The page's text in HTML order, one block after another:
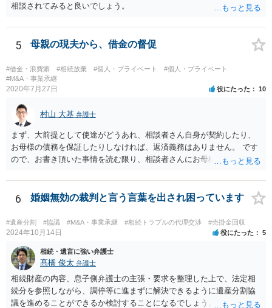
相談されてみると良いでしょう。
5 母親の現夫から、借金の督促
#借金・浪費癖 #相続放棄 #個人・プライベート
#個人・プライベート
#M&A・事業承継
2020年7月27日 役にたった 10
村山 大基 弁護士
まず、大前提として使途がどうあれ、相談者さん自身が契約したり、
お母様の債務を保証したりしなければ、返済義務はありません。 です
ので、お書き頂いた事情を読む限り、相談者さんにお母様の現夫への
も法律相談に行けば同趣旨のことを回答されるので、裁判まではしな
いと思います） ・借りたのは母なので、私は支払いませんと伝える あ
6 婚姻無効の裁判と言う言葉を出され困っています
#遺産分割 #協議 #M&A・事業承継 #相続トラブルの代理交渉 #売掛金回収
2024年10月14日 役にたった 5
相続・遺言に強い弁護士
髙橋 俊太 弁護士
相続財産の内容、息子側弁護士の主張・要求を整理した上で、法定相
続分を参照しながら、調停等に進まずに解決できるように遺産分割協
議を進めることができるか検討することになるでしょう。少なくとも